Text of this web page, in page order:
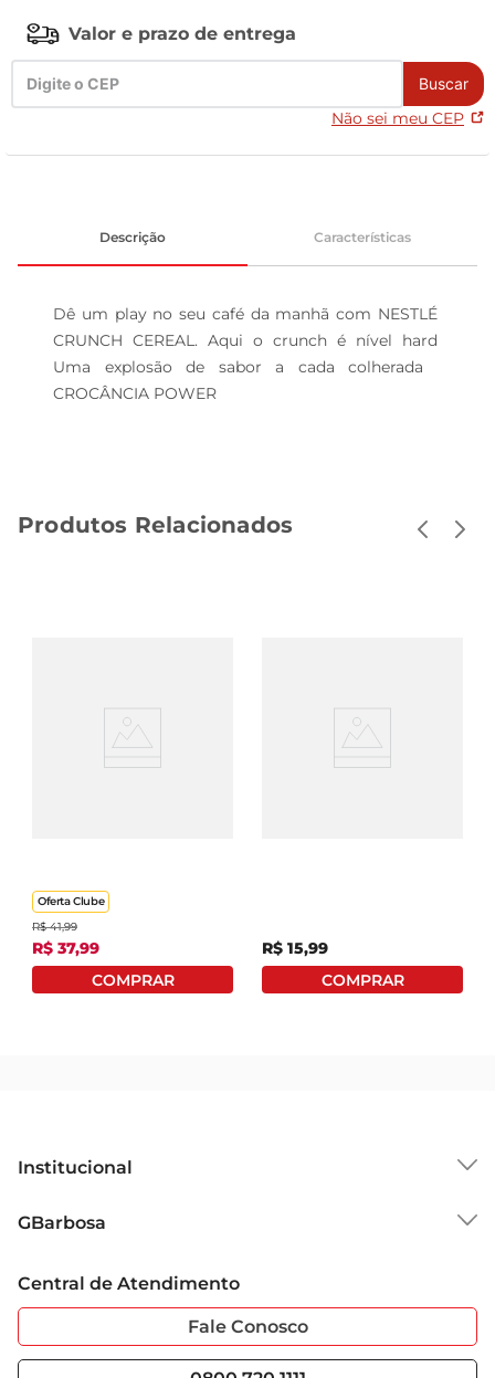
Valor e prazo de entrega
Buscar
Não sei meu CEP
Descrição Características
Dê um play no seu café da manhã com NESTLÉ
CRUNCH CEREAL. Aqui o crunch é nível hard
Uma explosão de sabor a cada colherada
CROCÂNCIA POWER
Produtos Relacionados
Oferta Clube
R$ 41,99
R$ 37,99 R$ 15,99
Institucional
Grupo Cencosud
Sobre Privacidade
Portal do Fornecedo
Nossas Lojas
GBarbosa
Garantia Estendida
Serviços
Central de Atendimento
Fale Conosco